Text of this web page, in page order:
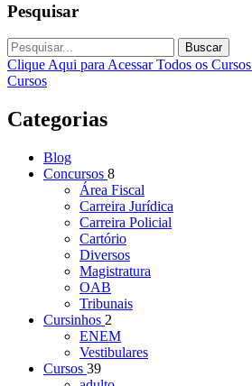
Pesquisar
Buscar
Clique Aqui para Acessar Todos os Cursos
Cursos
Categorias
Blog
Concursos 8
Área Fiscal
Carreira Jurídica
Carreira Policial
Cartório
Diversos
Magistratura
OAB
Tribunais
Cursinhos 2
ENEM
Vestibulares
Cursos 39